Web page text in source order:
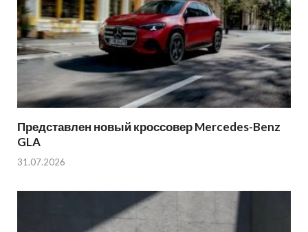
Представлен новый кроссовер Mercedes-Benz
GLA
31.07.2026